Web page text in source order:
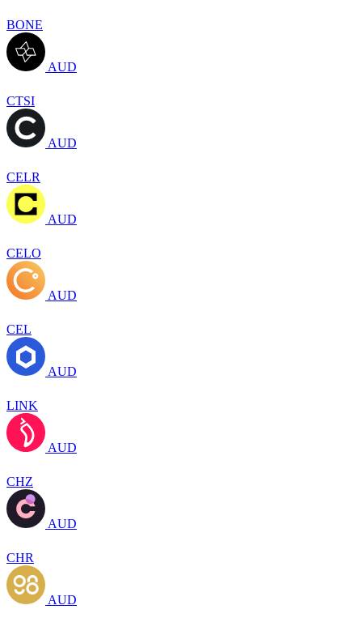
BONE
AUD
CTSI
AUD
CELR
AUD
CELO
AUD
CEL
AUD
LINK
AUD
CHZ
AUD
CHR
AUD